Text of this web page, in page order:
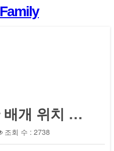
무호흡오로 인한 배개 위치 조정
조회 수 : 2738